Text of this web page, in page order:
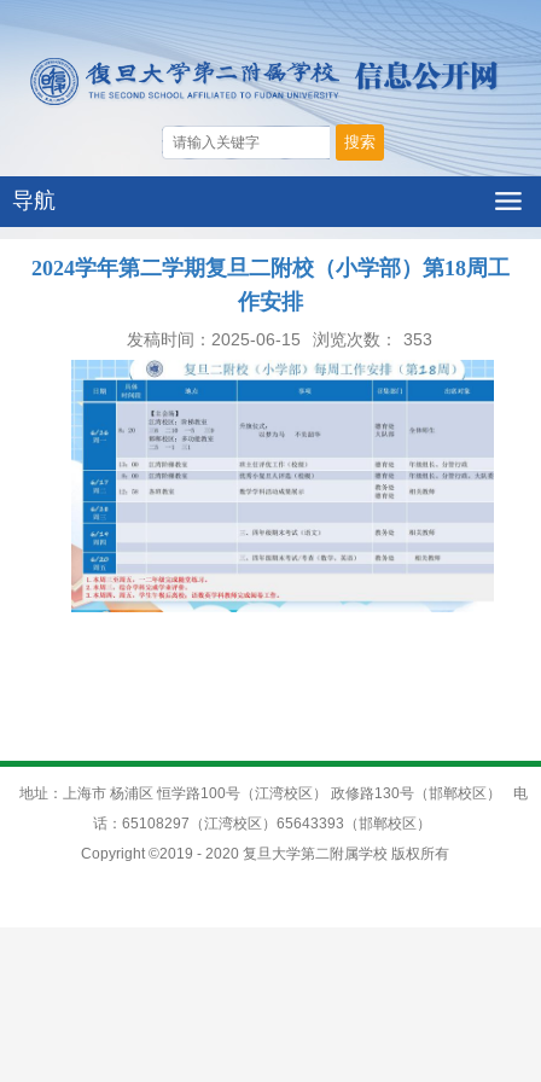
导航
2024学年第二学期复旦二附校（小学部）第18周工
作安排
发稿时间：2025-06-15 浏览次数： 353
地址：上海市 杨浦区 恒学路100号（江湾校区） 政修路130号（邯郸校区）
电
话：65108297（江湾校区）65643393（邯郸校区）
Copyright ©2019 - 2020 复旦大学第二附属学校 版权所有